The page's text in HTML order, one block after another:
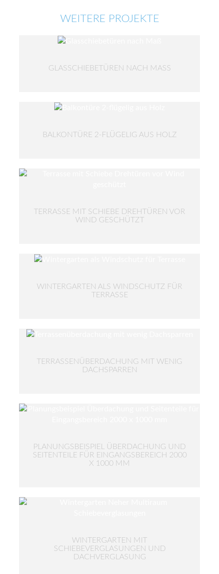
WEITERE PROJEKTE
GLASSCHIEBETÜREN NACH MASS
BALKONTÜRE 2-FLÜGELIG AUS HOLZ
TERRASSE MIT SCHIEBE DREHTÜREN VOR
WIND GESCHÜTZT
WINTERGARTEN ALS WINDSCHUTZ FÜR
TERRASSE
TERRASSENÜBERDACHUNG MIT WENIG
DACHSPARREN
PLANUNGSBEISPIEL ÜBERDACHUNG UND
SEITENTEILE FÜR EINGANGSBEREICH 2000
X 1000 MM
WINTERGARTEN MIT
SCHIEBEVERGLASUNGEN UND
DACHVERGLASUNG